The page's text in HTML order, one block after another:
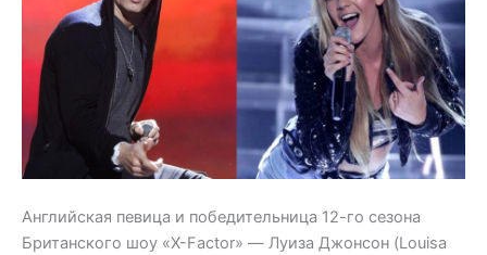
Английская певица и победительница 12-го сезона
Британского шоу «X-Factor» — Луиза Джонсон (Louisa